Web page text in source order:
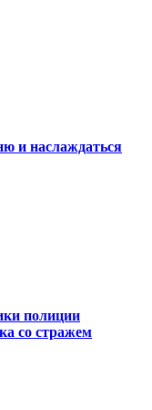
и наслаждаться
полиции
со стражем